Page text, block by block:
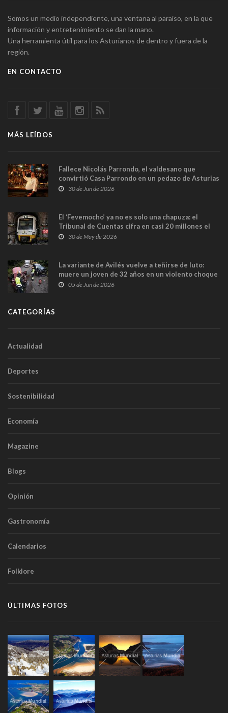
Somos un medio independiente, una ventana al paraíso, en la que
información y entretenimiento se dan la mano.
Una herramienta útil para los Asturianos de dentro y fuera de la
región.
EN CONTACTO
MÁS LEÍDOS
Fallece Nicolás Parrondo, el valdesano que
convirtió Casa Parrondo en un pedazo de Asturias
en Madrid
30 de Jun de 2026
El ‘Fevemocho’ ya no es solo una chapuza: el
Tribunal de Cuentas cifra en casi 20 millones el
sobrecoste de los trenes que no cabían por los
30 de May de 2026
La variante de Avilés vuelve a teñirse de luto:
muere un joven de 32 años en un violento choque
frontal
05 de Jun de 2026
CATEGORÍAS
Actualidad
Deportes
Sostenibilidad
Economía
Magazine
Blogs
Opinión
Gastronomía
Calendarios
Folklore
ÚLTIMAS FOTOS